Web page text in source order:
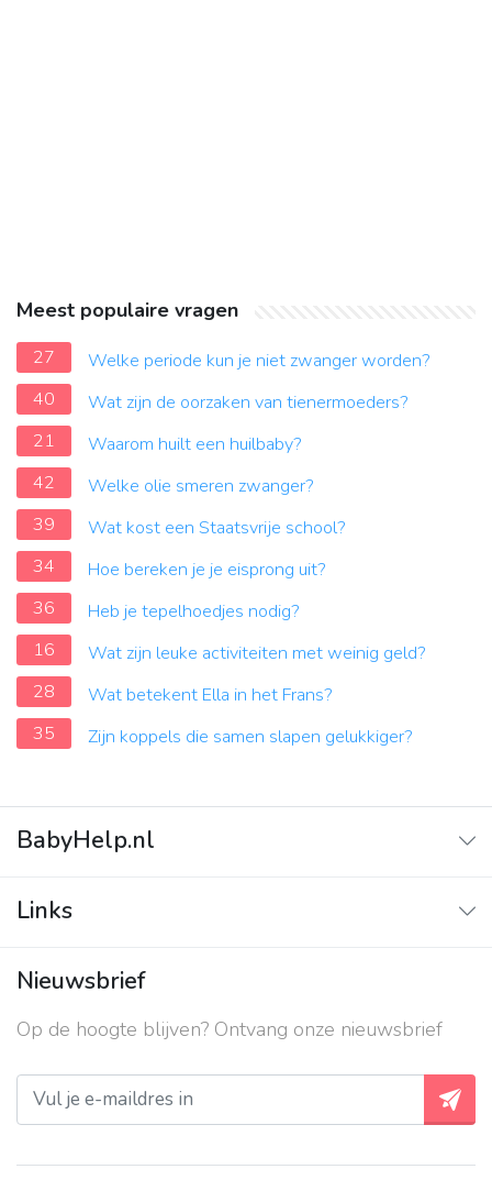
Meest populaire vragen
27
Welke periode kun je niet zwanger worden?
40
Wat zijn de oorzaken van tienermoeders?
21
Waarom huilt een huilbaby?
42
Welke olie smeren zwanger?
39
Wat kost een Staatsvrije school?
34
Hoe bereken je je eisprong uit?
36
Heb je tepelhoedjes nodig?
16
Wat zijn leuke activiteiten met weinig geld?
28
Wat betekent Ella in het Frans?
35
Zijn koppels die samen slapen gelukkiger?
BabyHelp.nl
Vraag & Antwoord
Links
Contact
Over ons
Privacy beleid
Nieuwsbrief
Op de hoogte blijven? Ontvang onze nieuwsbrief